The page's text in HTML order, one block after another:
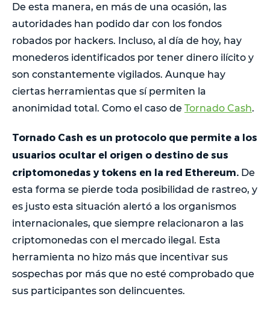
De esta manera, en más de una ocasión, las
autoridades han podido dar con los fondos
robados por hackers. Incluso, al día de hoy, hay
monederos identificados por tener dinero ilícito y
son constantemente vigilados. Aunque hay
ciertas herramientas que sí permiten la
anonimidad total. Como el caso de Tornado Cash.
Tornado Cash es un protocolo que permite a los
usuarios ocultar el origen o destino de sus
criptomonedas y tokens en la red Ethereum. De
esta forma se pierde toda posibilidad de rastreo, y
es justo esta situación alertó a los organismos
internacionales, que siempre relacionaron a las
criptomonedas con el mercado ilegal. Esta
herramienta no hizo más que incentivar sus
sospechas por más que no esté comprobado que
sus participantes son delincuentes.